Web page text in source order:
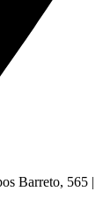
Barreto, 565 |